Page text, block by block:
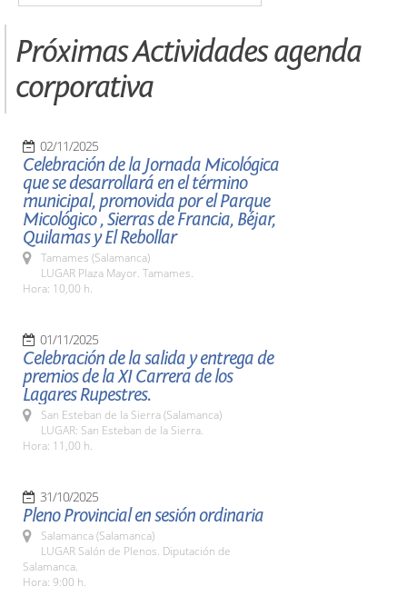
Próximas Actividades agenda
corporativa
02/11/2025
Celebración de la Jornada Micológica
que se desarrollará en el término
municipal, promovida por el Parque
Micológico , Sierras de Francia, Béjar,
Quilamas y El Rebollar
Tamames (Salamanca)
LUGAR Plaza Mayor. Tamames.
Hora: 10,00 h.
01/11/2025
Celebración de la salida y entrega de
premios de la XI Carrera de los
Lagares Rupestres.
San Esteban de la Sierra (Salamanca)
LUGAR: San Esteban de la Sierra.
Hora: 11,00 h.
31/10/2025
Pleno Provincial en sesión ordinaria
Salamanca (Salamanca)
LUGAR Salón de Plenos. Diputación de
Salamanca.
Hora: 9:00 h.